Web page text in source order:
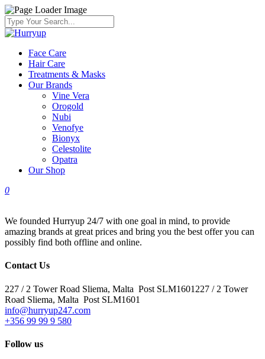
Face Care
Hair Care
Treatments & Masks
Our Brands
Vine Vera
Orogold
Nubi
Venofye
Bionyx
Celestolite
Opatra
Our Shop
0
We founded Hurryup 24/7 with one goal in mind, to provide
amazing brands at great prices and bring you the best offer you can
possibly find both offline and online.
Contact Us
227 / 2 Tower Road Sliema, Malta Post SLM1601227 / 2 Tower
Road Sliema, Malta Post SLM1601
info@hurryup247.com
+356 99 99 9 580
Follow us